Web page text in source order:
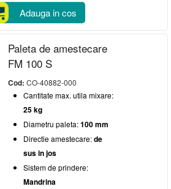
Adauga in cos
Paleta de amestecare
FM 100 S
Cod:CO-40882-000
Cantitate max. utila mixare:
25 kg
Diametru paleta:100 mm
Directie amestecare:de
sus in jos
Sistem de prindere:
Mandrina